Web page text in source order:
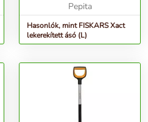
Pepita
Hasonlók, mint FISKARS Xact
lekerekített ásó (L)